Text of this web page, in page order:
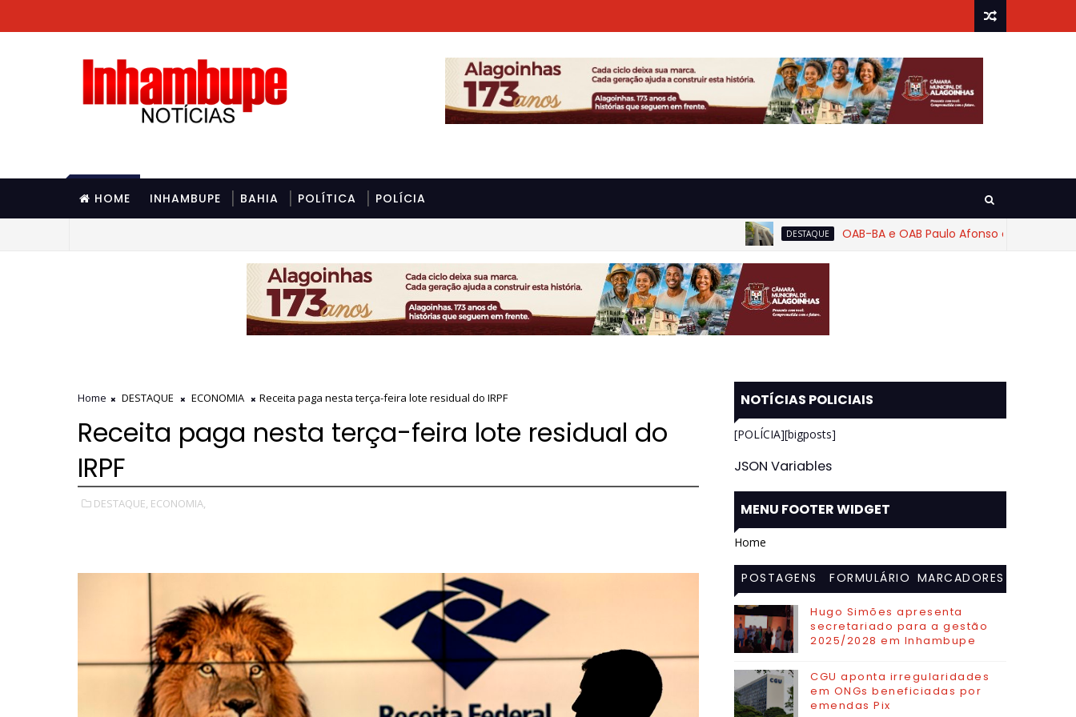
HOME INHAMBUPE BAHIA POLÍTICA POLÍCIA
DESTAQUE
OAB-BA e OAB Paulo Afonso cobram rigor na
Home DESTAQUE ECONOMIA Receita paga nesta terça-feira lote residual do IRPF
Receita paga nesta terça-feira lote residual do
IRPF
DESTAQUE, ECONOMIA,
NOTÍCIAS POLICIAIS
[POLÍCIA][bigposts]
JSON Variables
MENU FOOTER WIDGET
Home
POSTAGENS
MAIS
VISITADAS
FORMULÁRIO MARCADORES
Hugo Simões apresenta
secretariado para a gestão
2025/2028 em Inhambupe
CGU aponta irregularidades
em ONGs beneficiadas por
emendas Pix